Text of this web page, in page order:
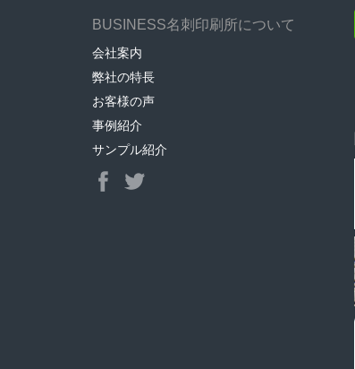
BUSINESS名刺印刷所について
会社案内
弊社の特長
お客様の声
事例紹介
サンプル紹介